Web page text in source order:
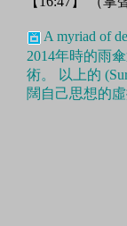
A myriad of
2014年時的雨
術。 以上的
闊自己思想的虛